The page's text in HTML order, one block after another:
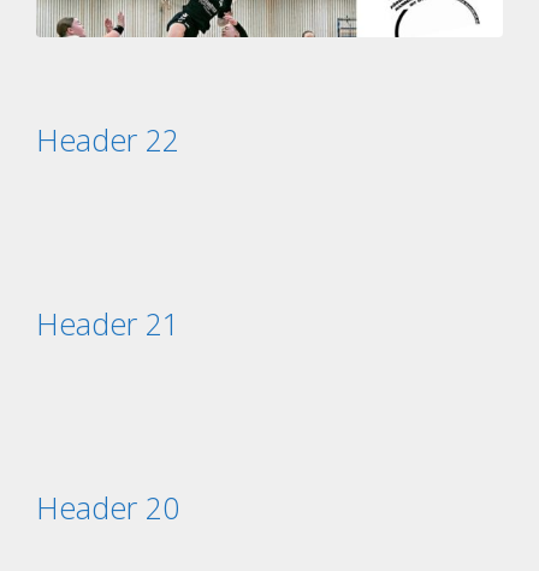
Header 22
Header 21
Header 20